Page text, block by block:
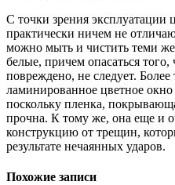
С точки зрения эксплуатации
практически ничем не
можно мыть и чистить теми
белые, причем опасаться того,
повреждено, не следует.
ламинированное цветное
поскольку пленка,
прочна. К тому же, она еще и
конструкцию от трещин,
результате нечаянных ударов.
Похожие записи